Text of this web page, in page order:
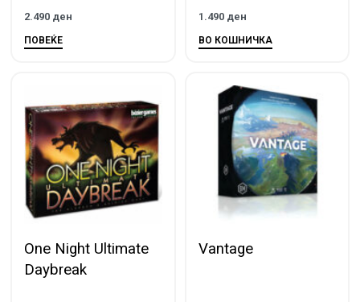
2.490 ден
ПОВЕЌЕ
1.490 ден
ВО КОШНИЧКА
One Night Ultimate
Daybreak
Vantage